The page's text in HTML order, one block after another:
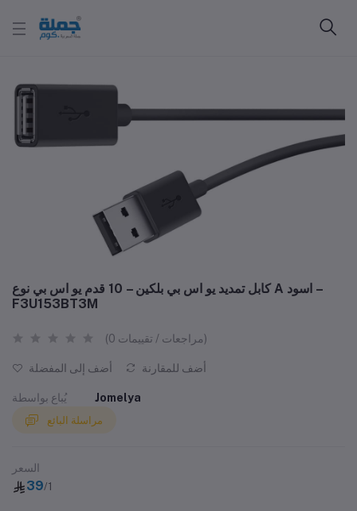
كابل تمديد يو اس بي بلكين – 10 قدم يو اس بي نوع A اسود –
F3U153BT3M
(0 مراجعات / تقييمات)
أضف إلى المفضلة أضف للمقارنة
يُباع بواسطة Jomelya
مراسلة البائع
السعر
39/1